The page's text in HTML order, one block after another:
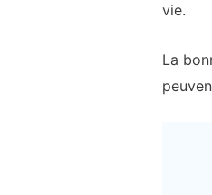
vie.
La